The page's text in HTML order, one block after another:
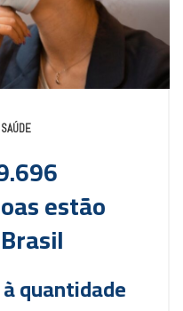
SAÚDE
estão
quantidade